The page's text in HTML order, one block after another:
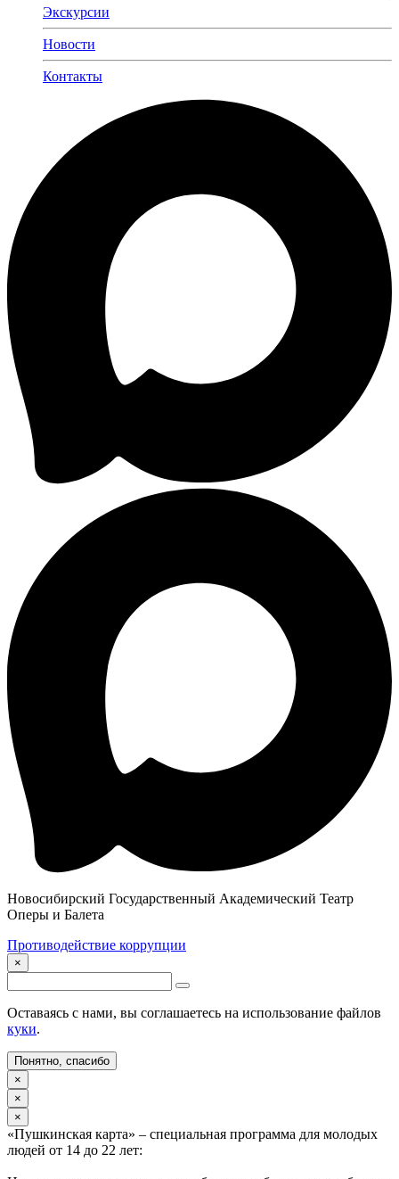
Экскурсии
Новости
Контакты
Новосибирский Государственный Академический Театр
Оперы и Балета
Противодействие коррупции
×
Оставаясь с нами, вы соглашаетесь на использование файлов
куки.
Понятно, спасибо
×
×
×
«Пушкинская карта» – специальная программа для молодых
людей от 14 до 22 лет: